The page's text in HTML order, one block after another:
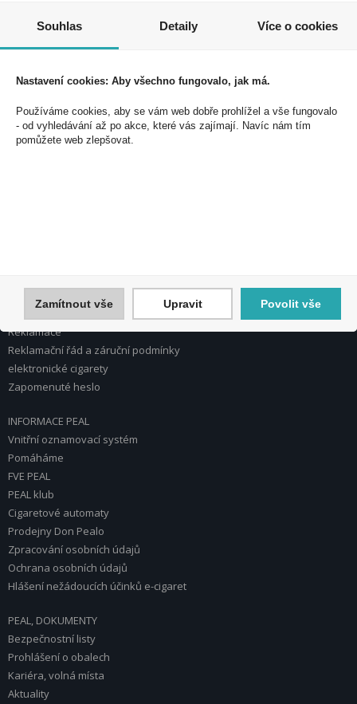
Souhlasím se zpracováním osobních údajů *
U Plynárny 412/101
101 00 Praha 10
Česká republika
Reklamace
Reklamační řád a záruční podmínky
elektronické cigarety
Zapomenuté heslo
INFORMACE PEAL
Vnitřní oznamovací systém
Pomáháme
FVE PEAL
PEAL klub
Cigaretové automaty
Prodejny Don Pealo
Zpracování osobních údajů
Ochrana osobních údajů
Hlášení nežádoucích účinků e-cigaret
PEAL, DOKUMENTY
Bezpečnostní listy
Prohlášení o obalech
Kariéra, volná místa
Aktuality
Souhlas Detaily Více o cookies
Nastavení cookies: Aby všechno fungovalo, jak má.
Používáme cookies, aby se vám web dobře prohlížel a vše fungovalo
- od vyhledávání až po akce, které vás zajímají. Navíc nám tím
pomůžete web zlepšovat.
Zamítnout vše Upravit Povolit vše